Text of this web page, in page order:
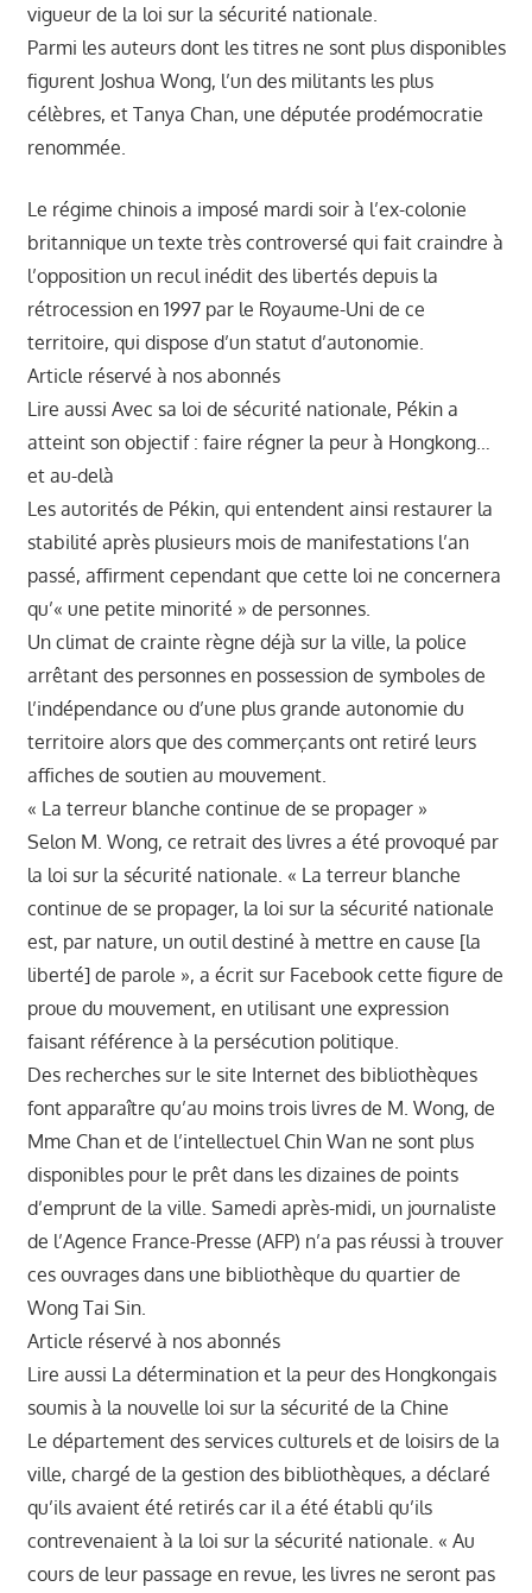
vigueur de la loi sur la sécurité nationale.
Parmi les auteurs dont les titres ne sont plus disponibles
figurent Joshua Wong, l’un des militants les plus
célèbres, et Tanya Chan, une députée prodémocratie
renommée.
Le régime chinois a imposé mardi soir à l’ex-colonie
britannique un texte très controversé qui fait craindre à
l’opposition un recul inédit des libertés depuis la
rétrocession en 1997 par le Royaume-Uni de ce
territoire, qui dispose d’un statut d’autonomie.
Article réservé à nos abonnés
Lire aussi Avec sa loi de sécurité nationale, Pékin a
atteint son objectif : faire régner la peur à Hongkong…
et au-delà
Les autorités de Pékin, qui entendent ainsi restaurer la
stabilité après plusieurs mois de manifestations l’an
passé, affirment cependant que cette loi ne concernera
qu’« une petite minorité » de personnes.
Un climat de crainte règne déjà sur la ville, la police
arrêtant des personnes en possession de symboles de
l’indépendance ou d’une plus grande autonomie du
territoire alors que des commerçants ont retiré leurs
affiches de soutien au mouvement.
« La terreur blanche continue de se propager »
Selon M. Wong, ce retrait des livres a été provoqué par
la loi sur la sécurité nationale. « La terreur blanche
continue de se propager, la loi sur la sécurité nationale
est, par nature, un outil destiné à mettre en cause [la
liberté] de parole », a écrit sur Facebook cette figure de
proue du mouvement, en utilisant une expression
faisant référence à la persécution politique.
Des recherches sur le site Internet des bibliothèques
font apparaître qu’au moins trois livres de M. Wong, de
Mme Chan et de l’intellectuel Chin Wan ne sont plus
disponibles pour le prêt dans les dizaines de points
d’emprunt de la ville. Samedi après-midi, un journaliste
de l’Agence France-Presse (AFP) n’a pas réussi à trouver
ces ouvrages dans une bibliothèque du quartier de
Wong Tai Sin.
Article réservé à nos abonnés
Lire aussi La détermination et la peur des Hongkongais
soumis à la nouvelle loi sur la sécurité de la Chine
Le département des services culturels et de loisirs de la
ville, chargé de la gestion des bibliothèques, a déclaré
qu’ils avaient été retirés car il a été établi qu’ils
contrevenaient à la loi sur la sécurité nationale. « Au
cours de leur passage en revue, les livres ne seront pas